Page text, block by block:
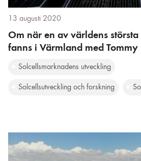
13 augusti 2020
Om när en av världens
fanns i Värmland med Tommy
Solcellsmarknadens utveckling
Solcellsutveckling och forskning